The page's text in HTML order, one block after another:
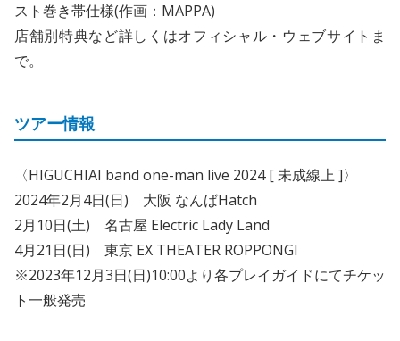
スト巻き帯仕様(作画：MAPPA)
店舗別特典など詳しくはオフィシャル・ウェブサイトま
で。
ツアー情報
〈HIGUCHIAI band one-man live 2024 [ 未成線上 ]〉
2024年2月4日(日) 大阪 なんばHatch
2月10日(土) 名古屋 Electric Lady Land
4月21日(日) 東京 EX THEATER ROPPONGI
※2023年12月3日(日)10:00より各プレイガイドにてチケッ
ト一般発売